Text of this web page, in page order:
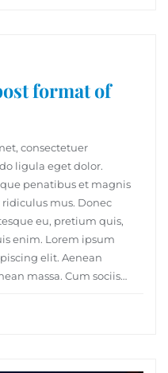
format of
consectetuer
ligula eget dolor.
penatibus et magnis
mus. Donec
eu, pretium quis,
enim. Lorem ipsum
elit. Aenean
massa. Cum sociis…